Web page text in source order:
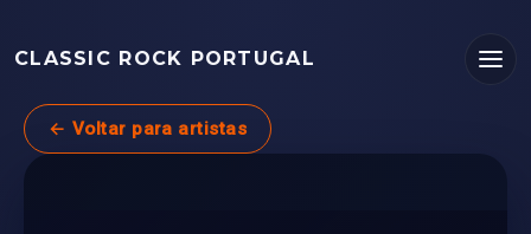
CLASSIC ROCK PORTUGAL
← Voltar para artistas